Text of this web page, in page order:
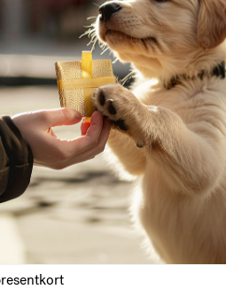
webbläsare till nästa gång jag